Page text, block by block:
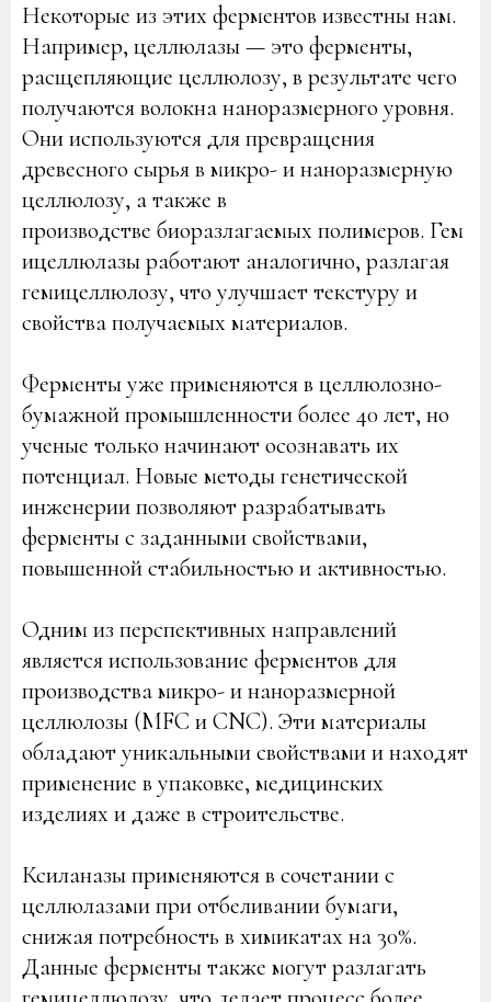
Некоторые из этих ферментов известны нам.
Например, целлюлазы — это ферменты,
расщепляющие целлюлозу, в результате чего
получаются волокна наноразмерного уровня.
Они используются для превращения
древесного сырья в микро- и наноразмерную
целлюлозу, а также в
производстве биоразлагаемых полимеров. Гем
ицеллюлазы работают аналогично, разлагая
гемицеллюлозу, что улучшает текстуру и
свойства получаемых материалов.
Ферменты уже применяются в целлюлозно-
бумажной промышленности более 40 лет, но
ученые только начинают осознавать их
потенциал. Новые методы генетической
инженерии позволяют разрабатывать
ферменты с заданными свойствами,
повышенной стабильностью и активностью.
Одним из перспективных направлений
является использование ферментов для
производства микро- и наноразмерной
целлюлозы (MFC и CNC). Эти материалы
обладают уникальными свойствами и находят
применение в упаковке, медицинских
изделиях и даже в строительстве.
Ксиланазы применяются в сочетании с
целлюлазами при отбеливании бумаги,
снижая потребность в химикатах на 30%.
Данные ферменты также могут разлагать